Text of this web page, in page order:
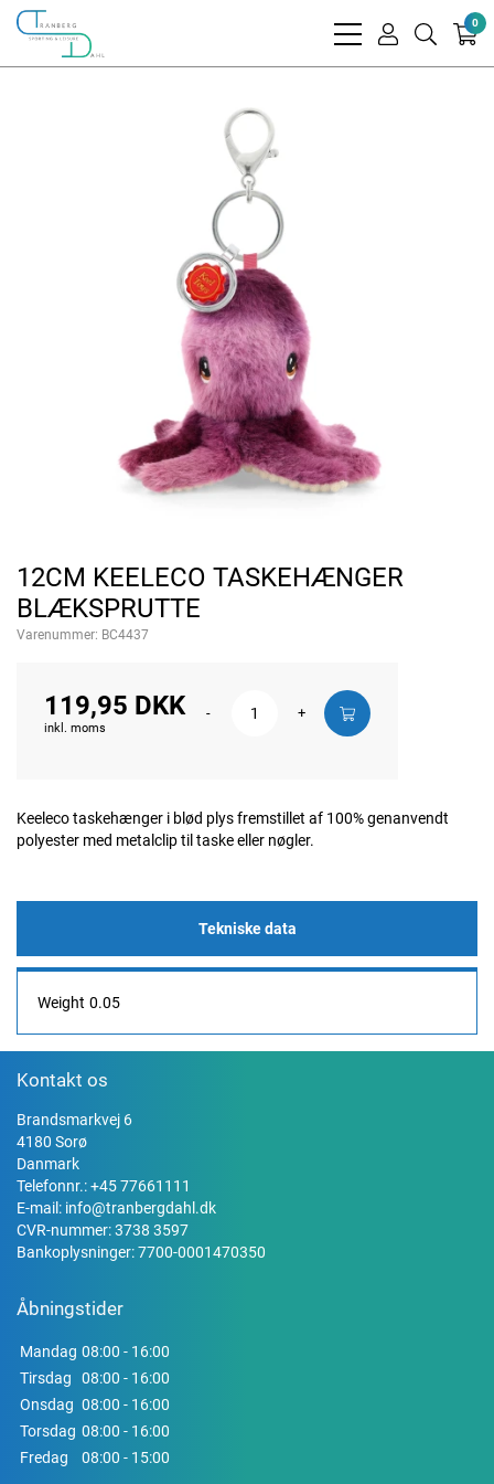
bars
user
search
0
12CM KEELECO TASKEHÆNGER
BLÆKSPRUTTE
Varenummer: BC4437
119,95 DKK
inkl. moms
- +
Keeleco taskehænger i blød plys fremstillet af 100% genanvendt
polyester med metalclip til taske eller nøgler.
Tekniske data
Weight 0.05
Kontakt os
Brandsmarkvej 6
4180 Sorø
Danmark
Telefonnr.:+45 77661111
E-mail: info@tranbergdahl.dk
CVR-nummer: 3738 3597
Bankoplysninger: 7700-0001470350
Åbningstider
Mandag 08:00 - 16:00
Tirsdag
08:00 - 16:00
Onsdag 08:00 - 16:00
Torsdag 08:00 - 16:00
Fredag
08:00 - 15:00